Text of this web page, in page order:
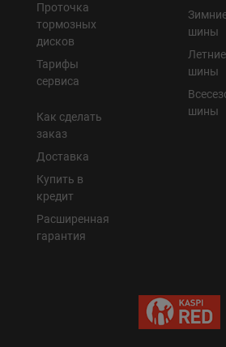
Проточка
тормозных
дисков
Тарифы
сервиса
Как сделать
заказ
Доставка
Купить в
кредит
Расширенная
гарантия
шины
Летние
шины
шины